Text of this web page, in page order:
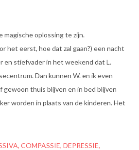
oplossing te zijn.
het eerst, hoe dat zal gaan?) een nacht
en stiefvader in het weekend dat L.
Dan kunnen W. en ik even
gewoon thuis blijven en in bed blijven
worden in plaats van de kinderen. Het
COMPASSIE DEPRESSIE